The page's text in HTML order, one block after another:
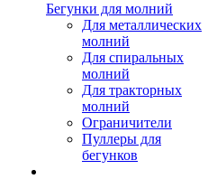
Бегунки для молний
Для металлических
молний
Для спиральных
молний
Для тракторных
молний
Ограничители
Пуллеры для
бегунков